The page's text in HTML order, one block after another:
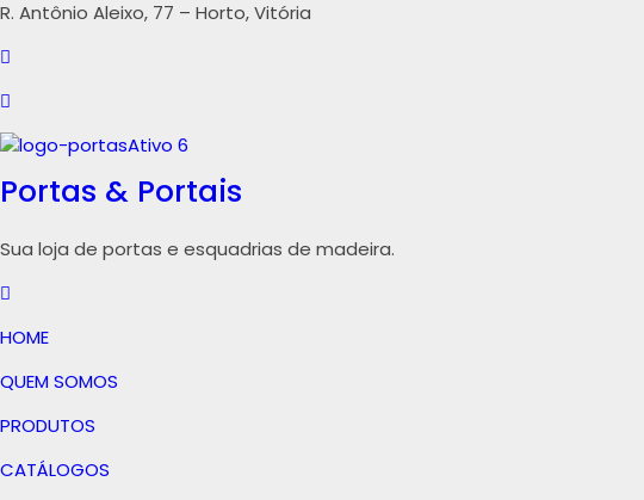
R. Antônio Aleixo, 77 – Horto, Vitória
Portas & Portais
Sua loja de portas e esquadrias de madeira.
HOME
QUEM SOMOS
PRODUTOS
CATÁLOGOS